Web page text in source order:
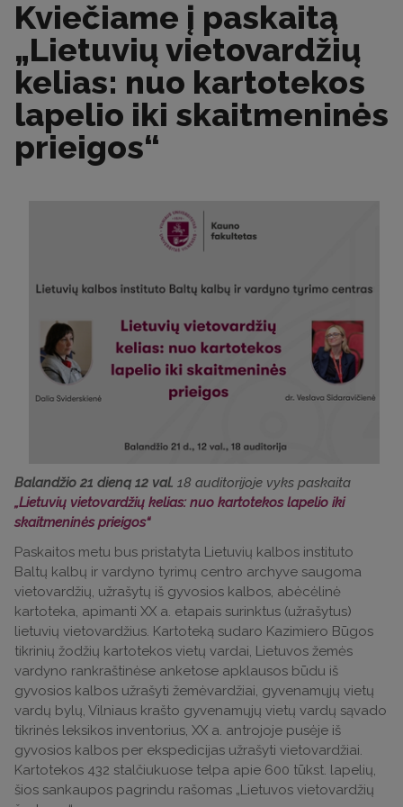
Kviečiame į paskaitą
„Lietuvių vietovardžių
kelias: nuo kartotekos
lapelio iki skaitmeninės
prieigos“
Balandžio 21 dieną 12 val. 18 auditorijoje vyks paskaita
„Lietuvių vietovardžių kelias: nuo kartotekos lapelio iki
skaitmeninės prieigos“
Paskaitos metu bus pristatyta Lietuvių kalbos instituto
Baltų kalbų ir vardyno tyrimų centro archyve saugoma
vietovardžių, užrašytų iš gyvosios kalbos, abėcėlinė
kartoteka, apimanti XX a. etapais surinktus (užrašytus)
lietuvių vietovardžius. Kartoteką sudaro Kazimiero Būgos
tikrinių žodžių kartotekos vietų vardai, Lietuvos žemės
vardyno rankraštinėse anketose apklausos būdu iš
gyvosios kalbos užrašyti žemėvardžiai, gyvenamųjų vietų
vardų bylų, Vilniaus krašto gyvenamųjų vietų vardų sąvado
tikrinės leksikos inventorius, XX a. antrojoje pusėje iš
gyvosios kalbos per ekspedicijas užrašyti vietovardžiai.
Kartotekos 432 stalčiukuose telpa apie 600 tūkst. lapelių,
šios sankaupos pagrindu rašomas „Lietuvos vietovardžių